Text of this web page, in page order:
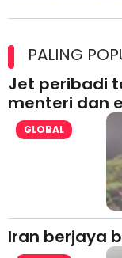
lesen separuh
PALING
Jet peribadi
menteri dan
GLOBAL
Iran berjaya